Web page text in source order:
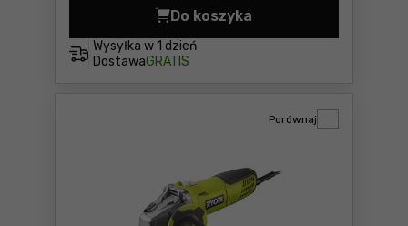
Wysyłka w 1 dzień
DostawaGRATIS
Do koszyka
Szlifierka kątowa 800W
Porównaj